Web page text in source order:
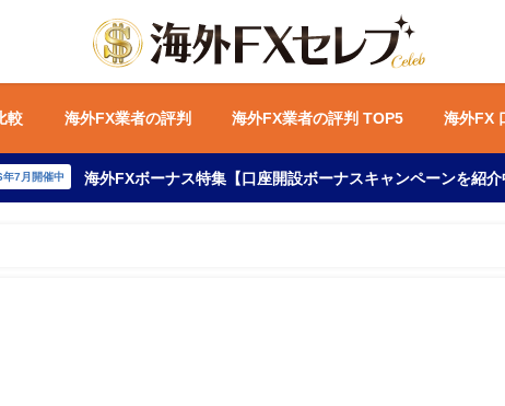
較 海外FX業者の評判 海外FX業者の評判 TOP5 海外FX
年7月開催中 海外FXボーナス特集【口座開設ボーナスキャンペーンを紹介